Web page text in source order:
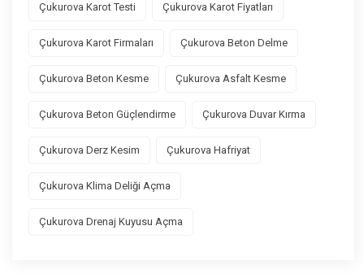
Çukurova Karot Testi Çukurova Karot Fiyatları
Çukurova Karot Firmaları Çukurova Beton Delme
Çukurova Beton Kesme Çukurova Asfalt Kesme
Çukurova Beton Güçlendirme Çukurova Duvar Kırma
Çukurova Derz Kesim Çukurova Hafriyat
Çukurova Klima Deliği Açma
Çukurova Drenaj Kuyusu Açma